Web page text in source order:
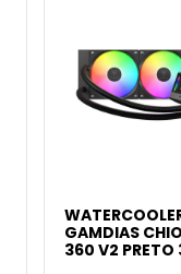
GAMDIAS
360 V2